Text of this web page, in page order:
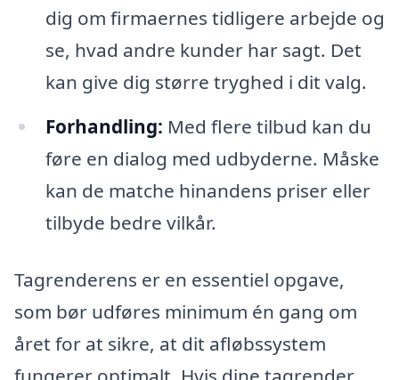
dig om firmaernes tidligere arbejde og
se, hvad andre kunder har sagt. Det
kan give dig større tryghed i dit valg.
Forhandling: Med flere tilbud kan du
føre en dialog med udbyderne. Måske
kan de matche hinandens priser eller
tilbyde bedre vilkår.
Tagrenderens er en essentiel opgave,
som bør udføres minimum én gang om
året for at sikre, at dit afløbssystem